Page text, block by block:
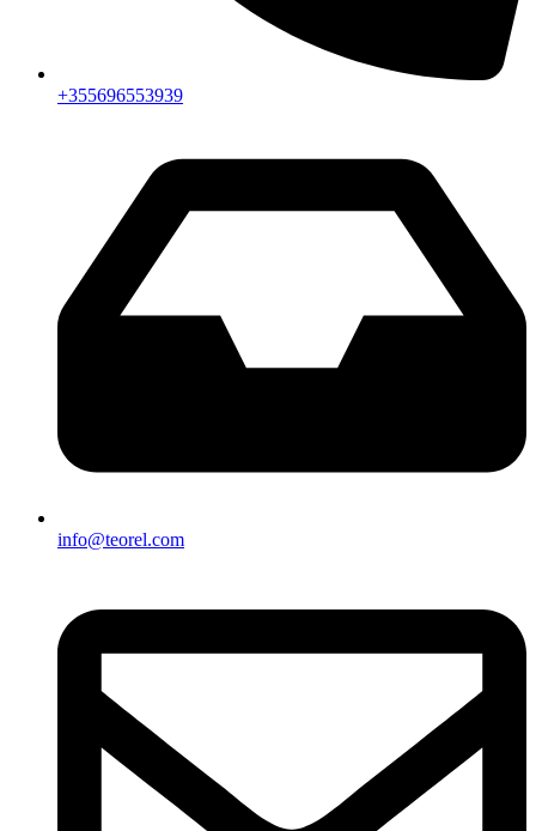
+355696553939
info@teorel.com